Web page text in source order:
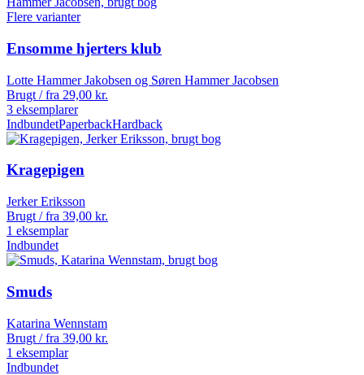
Flere varianter
Ensomme hjerters klub
Lotte Hammer Jakobsen og Søren Hammer Jacobsen
Brugt / fra 29,00 kr.
3 eksemplarer
IndbundetPaperbackHardback
Kragepigen
Jerker Eriksson
Brugt / fra 39,00 kr.
1 eksemplar
Indbundet
Smuds
Katarina Wennstam
Brugt / fra 39,00 kr.
1 eksemplar
Indbundet